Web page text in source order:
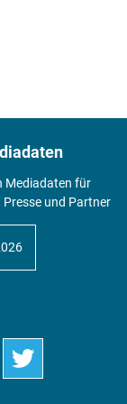
Mediadaten für
Presse und Partner